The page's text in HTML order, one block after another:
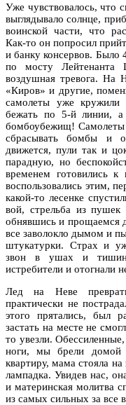
Уже чувствовалось, что
выглядывало солнце,
воинской части, что
Как-то он попросил
и банку консервов.
по мосту Лейтенанта
воздушная тревога. На
«Киров» и другие,
самолеты уже
бежать по 5-й линии,
бомбоубежищ! Самолеты
сбрасывать бомбы и
движется, пули так и
парадную, но
временем готовились
воспользовались этим,
какой-то лесенке
вой, стрельба из пушек
обнявшись и прощаемся
все заволокло дымом и
штукатурки. Страх и
звон в ушах и
истребители и отогнали
Лед на Неве
практически не
этого прятались, был
застать на месте не
то увезли.
ноги, мы брели домой
квартиру, мама стояла на
лампадка. Увидев нас,
и материнская молитва
из самых сильных за все